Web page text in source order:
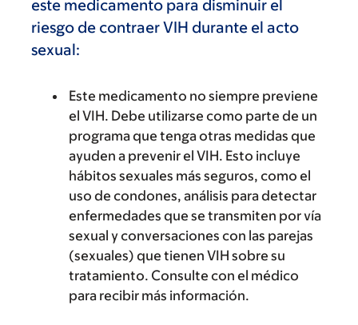
este medicamento para disminuir el
riesgo de contraer VIH durante el acto
sexual:
Este medicamento no siempre previene
el VIH. Debe utilizarse como parte de un
programa que tenga otras medidas que
ayuden a prevenir el VIH. Esto incluye
hábitos sexuales más seguros, como el
uso de condones, análisis para detectar
enfermedades que se transmiten por vía
sexual y conversaciones con las parejas
(sexuales) que tienen VIH sobre su
tratamiento. Consulte con el médico
para recibir más información.